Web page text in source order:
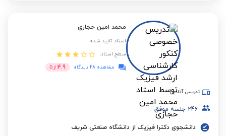
محمد امین حجازی
استاد تایید شده
سطح استاد:
مشاهده 28 دیدگاه
4.9 از 5
تدریس آنلاین
246 جلسه موفق
دانشجوی دکترا فیزیک از دانشگاه صنعتی شریف